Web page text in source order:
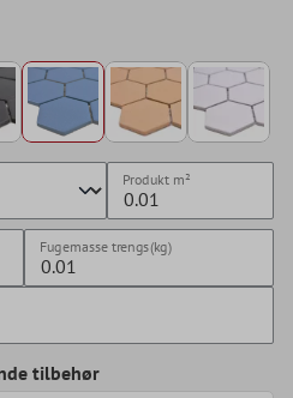
Produkt m²
Fugemasse trengs(kg)
tilbehør